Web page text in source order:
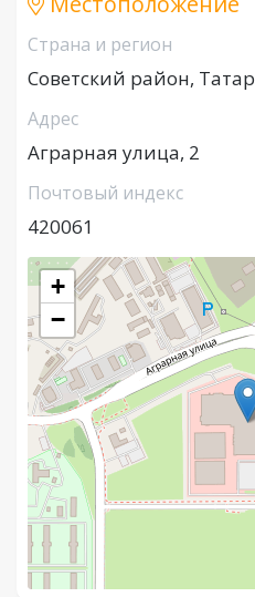
Страна и регион
Советский район,
Адрес
Аграрная улица, 2
Почтовый индекс
420061
+
−